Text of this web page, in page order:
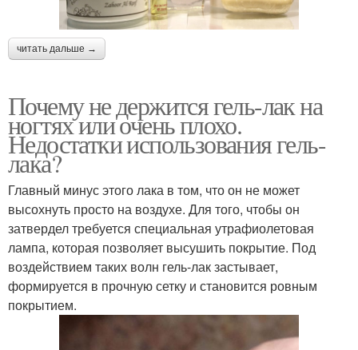
читать дальше →
Почему не держится гель-лак на
ногтях или очень плохо.
Недостатки использования гель-
лака?
Главный минус этого лака в том, что он не может
высохнуть просто на воздухе. Для того, чтобы он
затвердел требуется специальная утрафиолетовая
лампа, которая позволяет высушить покрытие. Под
воздействием таких волн гель-лак застывает,
формируется в прочную сетку и становится ровным
покрытием.